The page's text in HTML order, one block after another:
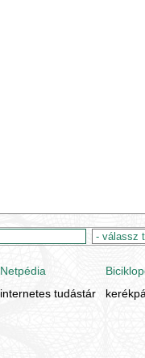
Netpédia
internetes tudástár